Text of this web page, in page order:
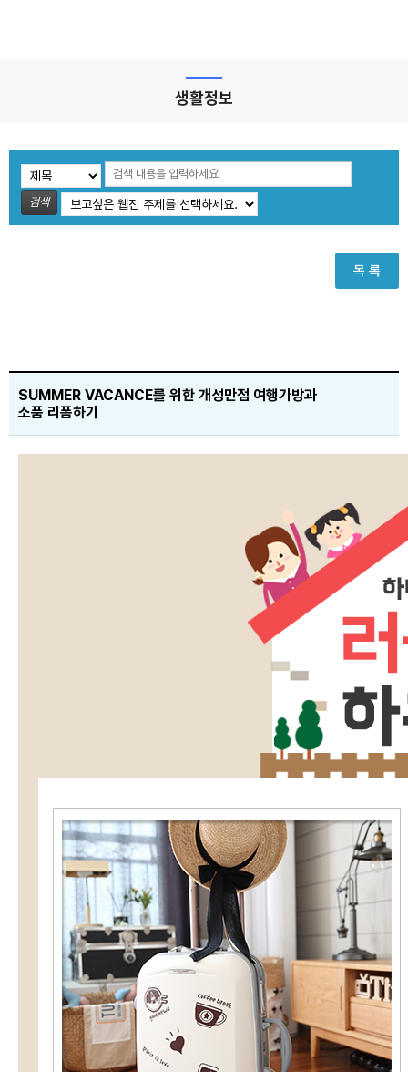
생활정보
검색
목 록
SUMMER VACANCE를 위한 개성만점 여행가방과
소품 리폼하기